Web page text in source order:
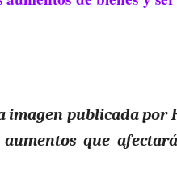
imagen publicada por
que